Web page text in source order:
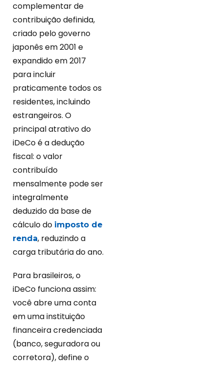
complementar de
contribuição definida,
criado pelo governo
japonês em 2001 e
expandido em 2017
para incluir
praticamente todos os
residentes, incluindo
estrangeiros. O
principal atrativo do
iDeCo é a dedução
fiscal: o valor
contribuído
mensalmente pode ser
integralmente
deduzido da base de
cálculo do imposto de
renda, reduzindo a
carga tributária do ano.
Para brasileiros, o
iDeCo funciona assim:
você abre uma conta
em uma instituição
financeira credenciada
(banco, seguradora ou
corretora), define o